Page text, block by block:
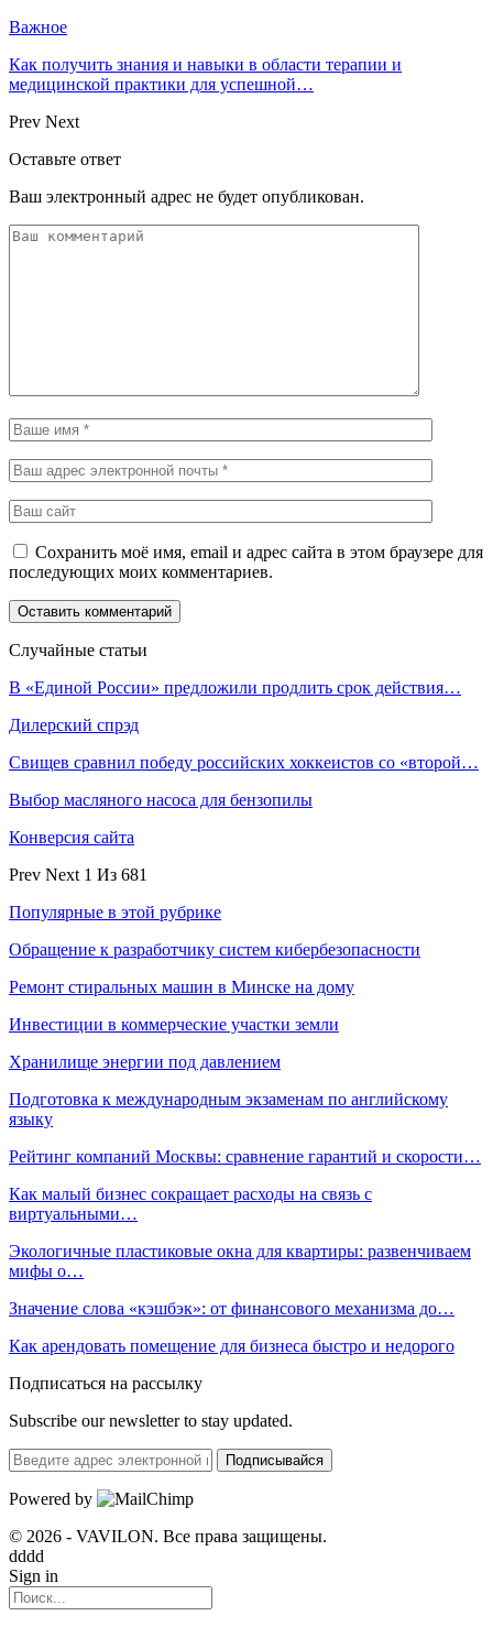
Важное
Как получить знания и навыки в области терапии и
медицинской практики для успешной…
Prev Next
Оставьте ответ
Ваш электронный адрес не будет опубликован.
Сохранить моё имя, email и адрес сайта в этом браузере для
последующих моих комментариев.
Случайные статьи
В «Единой России» предложили продлить срок действия…
Дилерский спрэд
Свищев сравнил победу российских хоккеистов со «второй…
Выбор масляного насоса для бензопилы
Конверсия сайта
Prev Next 1 Из 681
Популярные в этой рубрике
Обращение к разработчику систем кибербезопасности
Ремонт стиральных машин в Минске на дому
Инвестиции в коммерческие участки земли
Хранилище энергии под давлением
Подготовка к международным экзаменам по английскому
языку
Рейтинг компаний Москвы: сравнение гарантий и скорости…
Как малый бизнес сокращает расходы на связь с
виртуальными…
Экологичные пластиковые окна для квартиры: развенчиваем
мифы о…
Значение слова «кэшбэк»: от финансового механизма до…
Как арендовать помещение для бизнеса быстро и недорого
Подписаться на рассылку
Subscribe our newsletter to stay updated.
Подписывайся
Powered by
© 2026 - VAVILON. Все права защищены.
dddd
Sign in